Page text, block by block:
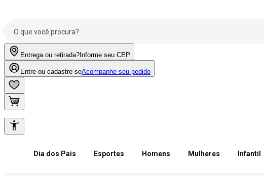
Entrega ou retirada? Informe seu CEP
Entre ou cadastre-seAcompanhe seu pedido
Dia dos Pais Esportes Homens Mulheres Infantil